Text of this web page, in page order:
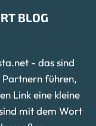
BLOG
- das sind
Partnern führen,
Link eine kleine
mit dem Wort